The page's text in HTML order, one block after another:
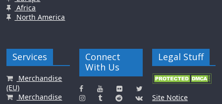
Africa
North America
Services
Merchandise
(EU)
Merchandise
Connect
With Us
Legal Stuff
Site Notice